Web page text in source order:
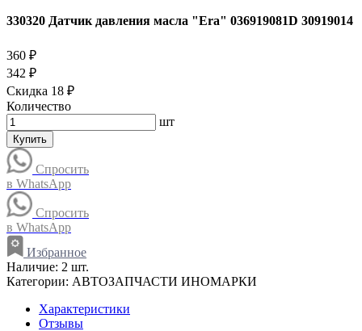
330320 Датчик давления масла "Era" 036919081D 30919014
360 ₽
342 ₽
Скидка 18 ₽
Количество
шт
Купить
Спросить
в WhatsApp
Спросить
в WhatsApp
Избранное
Наличие: 2 шт.
Категории: АВТОЗАПЧАСТИ ИНОМАРКИ
Характеристики
Отзывы